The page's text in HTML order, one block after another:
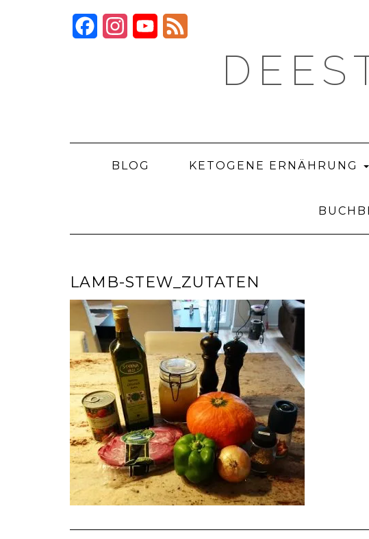
FacebookInstagramYouTube
BLOG KETOGENE ERNÄHRUNG
LAMB-STEW_ZUTATEN